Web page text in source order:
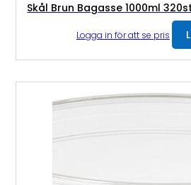
Skål Brun Bagasse 1000ml 320st
Logga in för att se pris